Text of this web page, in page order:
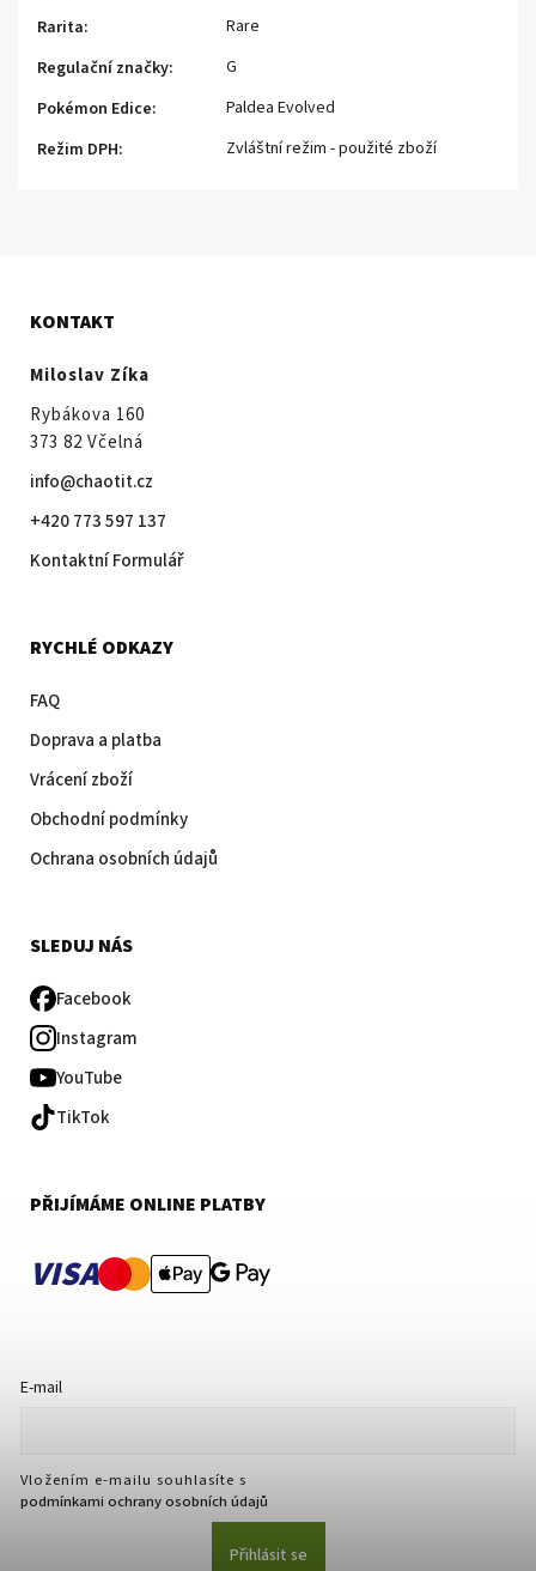
Rarita:
Rare
Regulační značky:
G
Pokémon Edice:
Paldea Evolved
Režim DPH: Zvláštní režim - použité zboží
KONTAKT
Miloslav Zíka
Rybákova 160
373 82 Včelná
info@chaotit.cz
+420 773 597 137
Kontaktní Formulář
RYCHLÉ ODKAZY
FAQ
Doprava a platba
Vrácení zboží
Obchodní podmínky
Ochrana osobních údajů
SLEDUJ NÁS
Facebook
Instagram
YouTube
TikTok
PŘIJÍMÁME ONLINE PLATBY
VISA
E-mail
Vložením e-mailu souhlasíte s
podmínkami ochrany osobních údajů
Přihlásit se